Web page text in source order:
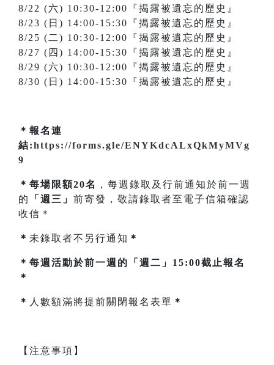
8/22 (六) 10:30-12:00『揭露被遺忘的歷史』
8/23 (日) 14:00-15:30『揭露被遺忘的歷史』
8/25 (二) 10:30-12:00『揭露被遺忘的歷史』
8/27 (四) 14:00-15:30『揭露被遺忘的歷史』
8/29 (六) 10:30-12:00『揭露被遺忘的歷史』
8/30 (日) 14:00-15:30『揭露被遺忘的歷史』
＊報名連
結:https://forms.gle/ENYKdcALxQkMyMVg
9
＊每場限額20名
，每週錄取及行前通知於前一週
的
「週三」 前寄發，敬請錄取者至電子信箱確認
收信＊
＊ 未錄取者不另行通知 ＊
＊每週活動於前一週的「週二」15:00截止報名
＊
＊ 人數額滿將提前關閉報名表單 ＊
【注意事項】